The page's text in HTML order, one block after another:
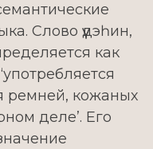
Слово үүдэһин,
как
ремней, кожаных
деле’. Его